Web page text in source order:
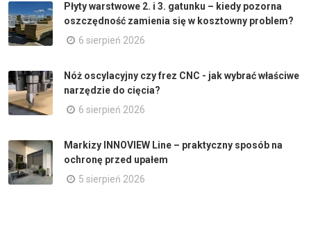
Płyty warstwowe 2. i 3. gatunku – kiedy pozorna
oszczędność zamienia się w kosztowny problem?
6 sierpień 2026
Nóż oscylacyjny czy frez CNC - jak wybrać właściwe
narzędzie do cięcia?
6 sierpień 2026
Markizy INNOVIEW Line – praktyczny sposób na
ochronę przed upałem
5 sierpień 2026